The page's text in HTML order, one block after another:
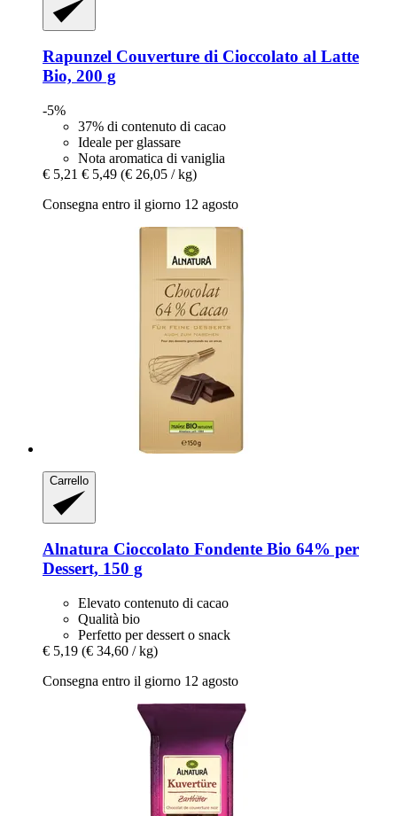
Rapunzel Couverture di Cioccolato al Latte
Bio, 200 g
-5%
37% di contenuto di cacao
Ideale per glassare
Nota aromatica di vaniglia
€ 5,21 € 5,49 (€ 26,05 / kg)
Consegna entro il giorno 12 agosto
Carrello
Alnatura Cioccolato Fondente Bio 64% per
Dessert, 150 g
Elevato contenuto di cacao
Qualità bio
Perfetto per dessert o snack
€ 5,19 (€ 34,60 / kg)
Consegna entro il giorno 12 agosto